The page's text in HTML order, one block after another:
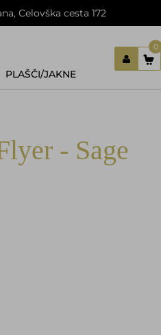
Celovška cesta 172
0
PLAŠČI/JAKNE
- Sage